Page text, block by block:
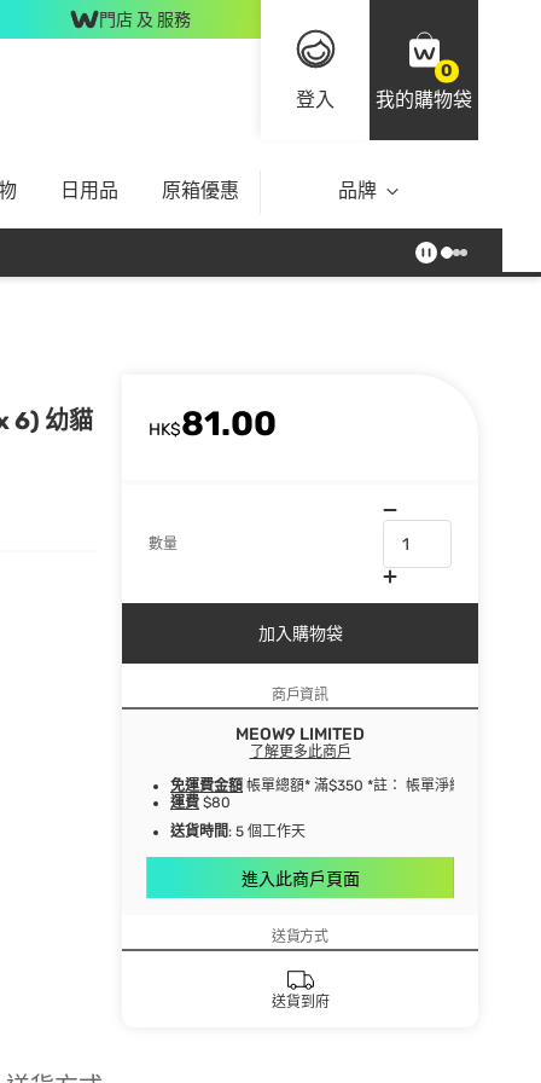
門店 及 服務
登入
0
我的購物袋
日用品 原箱優惠 品牌
6) 幼貓 HK$81.00
數量
加入購物袋
商戶資訊
MEOW9 LIMITED
了解更多此商戶
免運費金額 帳單總額* 滿$350 *註： 帳單淨總額指扣除
運費 $80
送貨時間: 5 個工作天
進入此商戶頁面
送貨方式
送貨到府